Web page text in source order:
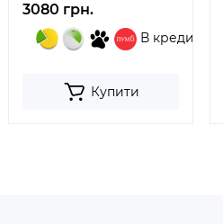
3080 грн.
В кредит
Купити